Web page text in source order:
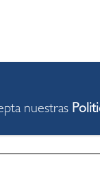
nuestras